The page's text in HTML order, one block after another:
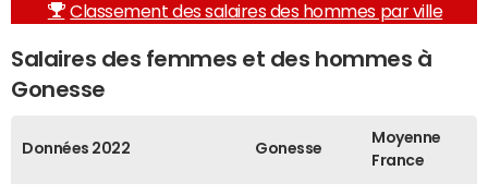
Classement des salaires des hommes par ville
Salaires des femmes et des hommes à
Gonesse
Données 2022 Gonesse
Moyenne
France